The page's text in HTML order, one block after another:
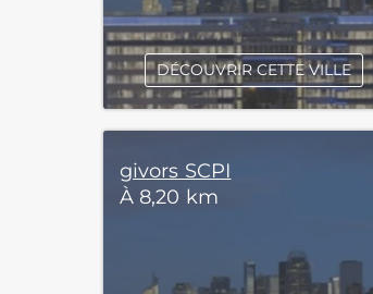
DÉCOUVRIR CETTE VILLE
givors SCPI
À 8,20 km